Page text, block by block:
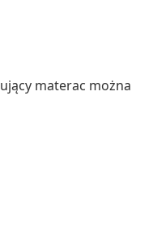
materac można